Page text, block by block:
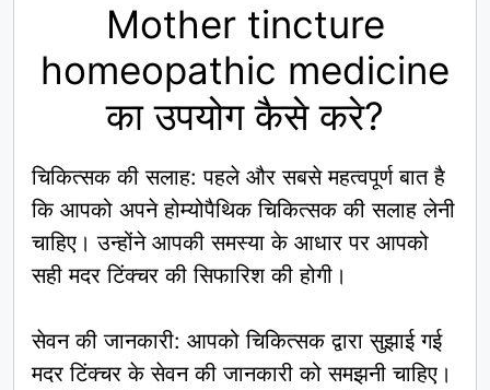
Mother tincture
homeopathic medicine
का उपयोग कैसे करे?
चिकित्सक की सलाह: पहले और सबसे महत्वपूर्ण बात है
कि आपको अपने होम्योपैथिक चिकित्सक की सलाह लेनी
चाहिए। उन्होंने आपकी समस्या के आधार पर आपको
सही मदर टिंक्चर की सिफारिश की होगी।
सेवन की जानकारी: आपको चिकित्सक द्वारा सुझाई गई
मदर टिंक्चर के सेवन की जानकारी को समझनी चाहिए।